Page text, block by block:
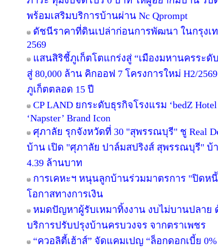
พร้อมเสริมบริการบ้านผ่าน Nc Qprompt
ดัชนีราคาที่ดินเปล่าก่อนการพัฒนา ในกรุงเ
2569
แสนสิริชี้ภูเก็ตโตแกร่งสู่ “เมืองมหานครระ
สู่ 80,000 ล้าน คิกออฟ 7 โครงการใหม่ H2/
ภูเก็ตตลอด 15 ปี
CP LAND ยกระดับธุรกิจโรงแรม ‘bedZ
‘Napster’ Brand Icon
ศุภาลัย รุกจังหวัดที่ 30 "สุพรรณบุรี" ชู Real
บ้าน เปิด "ศุภาลัย ปาล์มสปริงส์ สุพรรณบุรี" บ้
4.39 ล้านบาท
การเคหะฯ หนุนลูกบ้านร่วมมาตรการ "ปิดห
โอกาสทางการเงิน
หมดปัญหาผู้รับเหมาทิ้งงาน งบไม่บานปลาย ด้
บริการปรับปรุงบ้านครบวงจร จากตราเพชร
“ควอลิตี้เฮ้าส์” จัดแคมเปญ “ล็อกดอกเบี้ย